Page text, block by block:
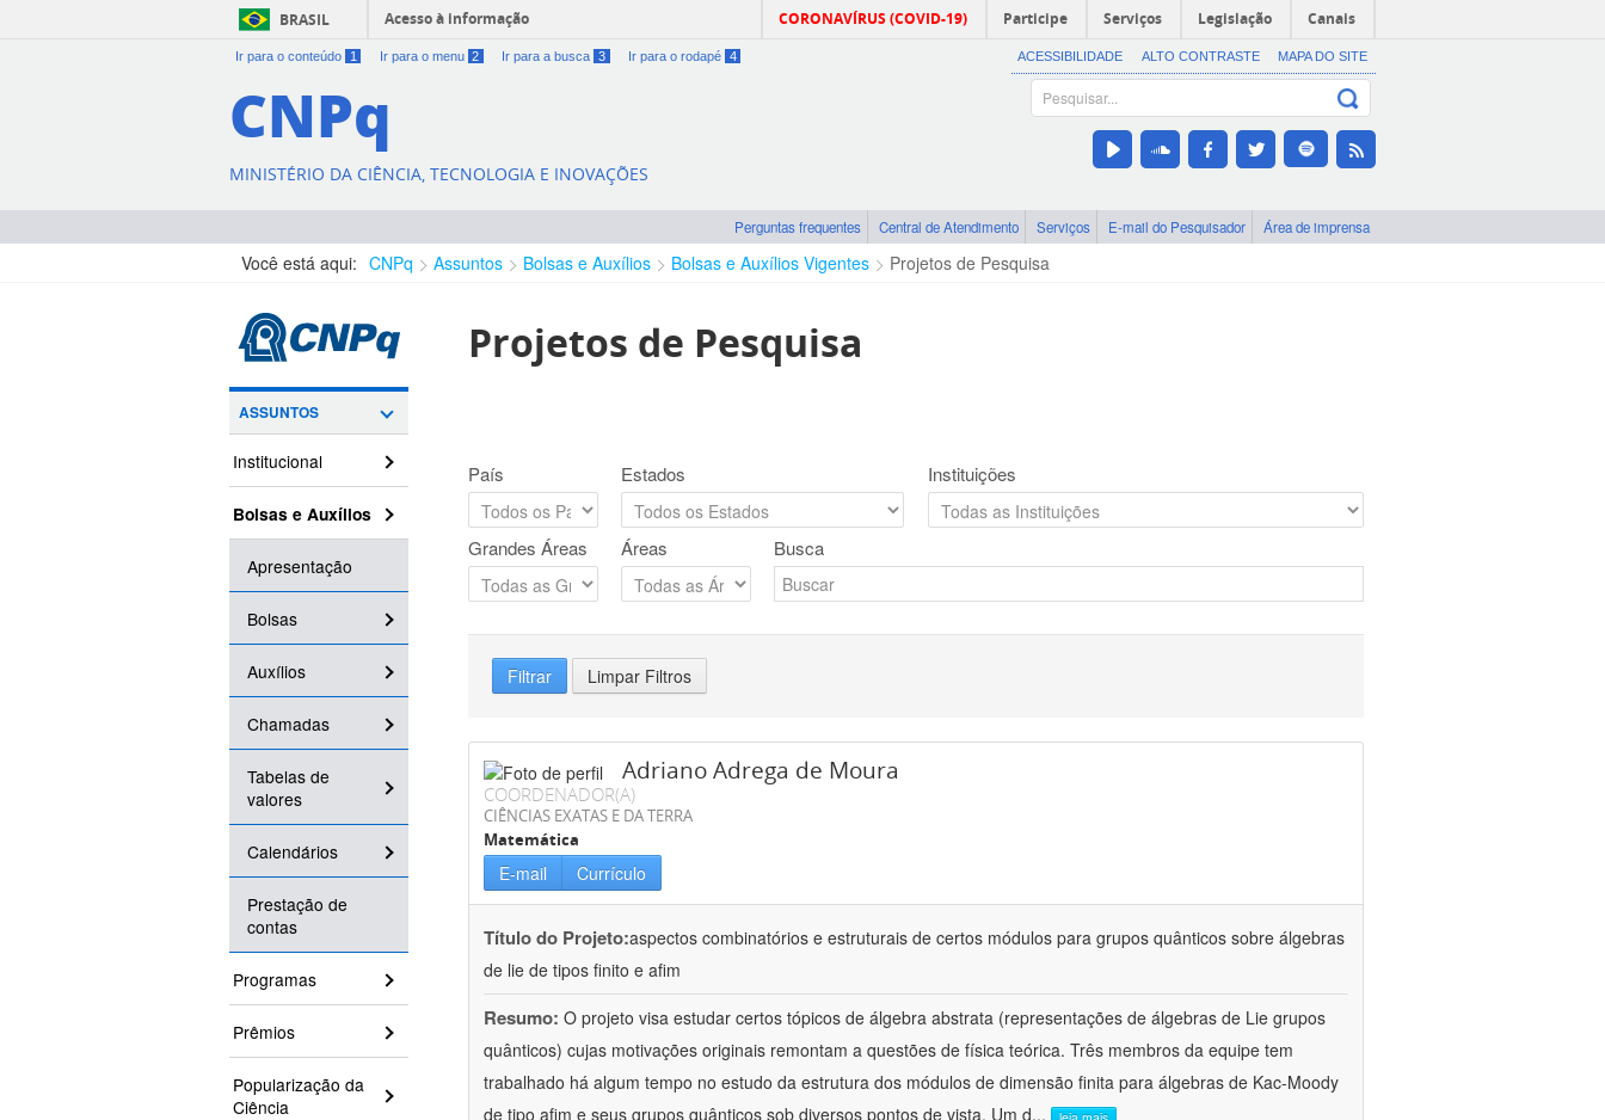
BRASIL Acesso à informação CORONAVÍRUS (COVID-19) Participe Serviços Legislação Canais
Ir para o conteúdo 1 Ir para o menu 2 Ir para a busca 3 Ir para o rodapé 4 ACESSIBILIDADE ALTO CONTRASTE MAPA DO SITE
CNPq
MINISTÉRIO DA CIÊNCIA, TECNOLOGIA E INOVAÇÕES
Perguntas frequentes Central de Atendimento Serviços E-mail do Pesquisador Área de imprensa
Você está aqui: CNPq Assuntos Bolsas e Auxílios Bolsas e Auxílios Vigentes Projetos de Pesquisa
ASSUNTOS
Institucional
Bolsas e Auxílios
Apresentação
Bolsas
Auxílios
Chamadas
Tabelas de
valores
Calendários
Prestação de
contas
Programas
Prêmios
Popularização da
Ciência
Projetos de Pesquisa
País Estados Instituições
Grandes Áreas Áreas Busca
Filtrar Limpar Filtros
Adriano Adrega de Moura
COORDENADOR(A)
CIÊNCIAS EXATAS E DA TERRA
Matemática
E-mail Currículo
Título do Projeto:aspectos combinatórios e estruturais de certos módulos para grupos quânticos sobre álgebras
de lie de tipos finito e afim
Resumo: O projeto visa estudar certos tópicos de álgebra abstrata (representações de álgebras de Lie grupos
quânticos) cujas motivações originais remontam a questões de física teórica. Três membros da equipe tem
trabalhado há algum tempo no estudo da estrutura dos módulos de dimensão finita para álgebras de Kac-Moody
de tipo afim e seus grupos quânticos sob diversos pontos de vista. Um d...